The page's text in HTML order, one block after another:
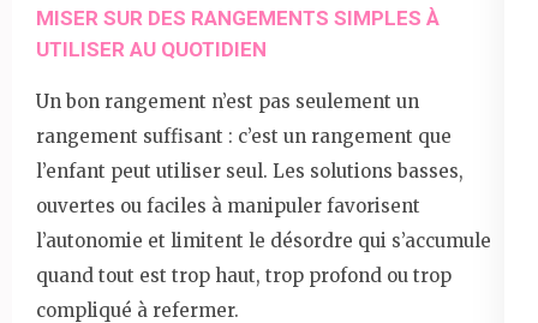
MISER SUR DES RANGEMENTS SIMPLES À
UTILISER AU QUOTIDIEN
Un bon rangement n’est pas seulement un
rangement suffisant : c’est un rangement que
l’enfant peut utiliser seul. Les solutions basses,
ouvertes ou faciles à manipuler favorisent
l’autonomie et limitent le désordre qui s’accumule
quand tout est trop haut, trop profond ou trop
compliqué à refermer.